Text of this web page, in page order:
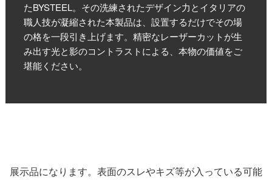
たBYSTEEL。その洗練されたデザイン力とイタリアの
職人技が凝縮された本製品は、設置するだけでその場
の格を一段引き上げます。精密なレーザーカットが生
み出す光と影のコントラストによる、本物の価値をご
堪能ください。
展示品になります。表面のスレやキズ等が入っている可能